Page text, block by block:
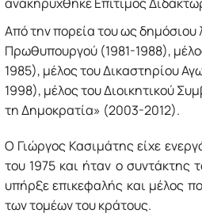
Από την πορεία του ως δημόσιου
Πρωθυπουργού (1981-1988),
1985), μέλος του Δικαστηρίου
1998), μέλος του Διοικητικού
τη Δημοκρατία» (2003-2012).
Ο Γιώργος Κασιμάτης είχε
του 1975 και ήταν ο συντάκτης
υπήρξε επικεφαλής και μέλος
των τομέων του κράτους.